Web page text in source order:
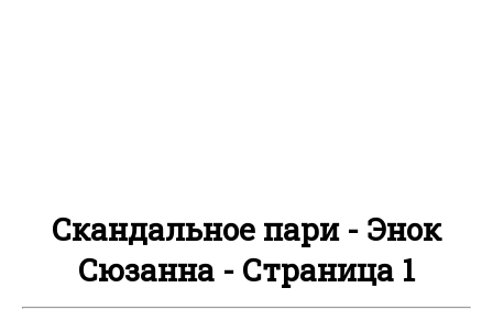
Скандальное пари - Энок
Сюзанна - Страница 1